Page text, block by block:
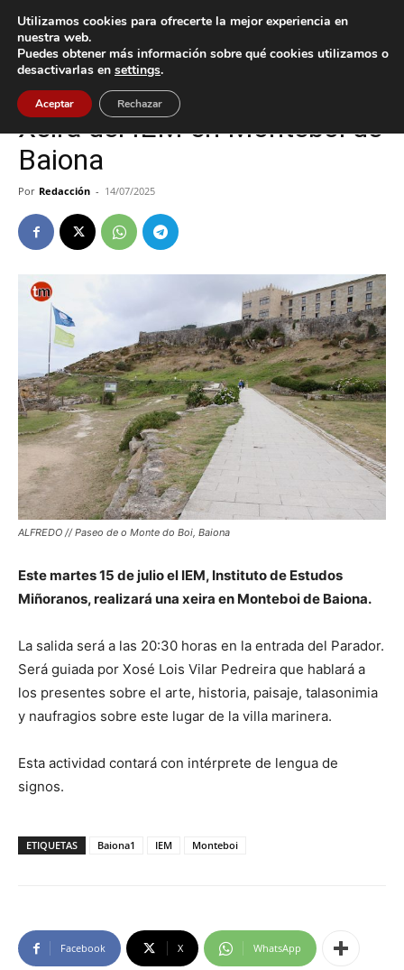
Inicio Baiona
Baiona Cultura / Ocio
Xeira del IEM en Monteboi de
Baiona
Por Redacción - 14/07/2025
ALFREDO // Paseo de o Monte do Boi, Baiona
Este martes 15 de julio el IEM, Instituto de Estudos
Miñoranos, realizará una xeira en Monteboi de Baiona.
La salida será a las 20:30 horas en la entrada del Parador.
Será guiada por Xosé Lois Vilar Pedreira que hablará a
los presentes sobre el arte, historia, paisaje, talasonimia
y naufragios sobre este lugar de la villa marinera.
Esta actividad contará con intérprete de lengua de
signos.
ETIQUETAS Baiona1 IEM Monteboi
Facebook X WhatsApp
Utilizamos cookies para ofrecerte la mejor experiencia en
nuestra web.
Puedes obtener más información sobre qué cookies utilizamos o
desactivarlas en settings.
Aceptar Rechazar